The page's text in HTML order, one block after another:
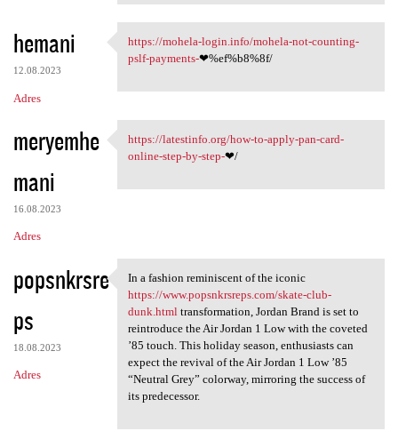
hemani
12.08.2023
Adres
https://mohela-login.info
https://mohela-login.info/mohela-not-counting-
pslf-payments-❤%ef%b8%8f/
meryemhe
mani
16.08.2023
Adres
https://latestinfo.org/how-to
https://latestinfo.org/how-to-apply-pan-card-
online-step-by-step-❤/
popsnkrsre
ps
18.08.2023
Adres
In a fashion reminiscent of
In a fashion reminiscent of the iconic
https://www.popsnkrsreps.com/skate-club-
dunk.htmltransformation, Jordan Brand is set to
reintroduce the Air Jordan 1 Low with the coveted
’85 touch. This holiday season, enthusiasts can
expect the revival of the Air Jordan 1 Low ’85
“Neutral Grey” colorway, mirroring the success of
its predecessor.